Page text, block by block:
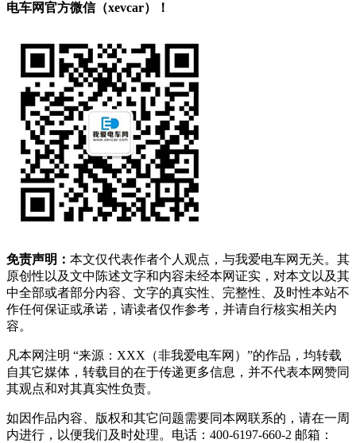
电车网官方微信（xevcar）！
免责声明： 本文仅代表作者个人观点，与我爱电车网无关。其
原创性以及文中陈述文字和内容未经本网证实，对本文以及其
中全部或者部分内容、文字的真实性、完整性、及时性本站不
作任何保证或承诺，请读者仅作参考，并请自行核实相关内
容。
凡本网注明 “来源：XXX（非我爱电车网）”的作品，均转载
自其它媒体，转载目的在于传递更多信息，并不代表本网赞同
其观点和对其真实性负责。
如因作品内容、版权和其它问题需要同本网联系的，请在一周
内进行，以便我们及时处理。电话：400-6197-660-2 邮箱：